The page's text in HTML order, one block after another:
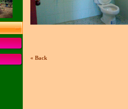
« Back